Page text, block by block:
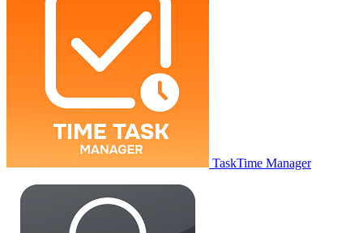
TaskTime Manager